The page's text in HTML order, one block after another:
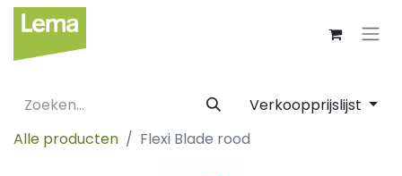
Verkoopprijslijst
Alle producten
Flexi Blade rood